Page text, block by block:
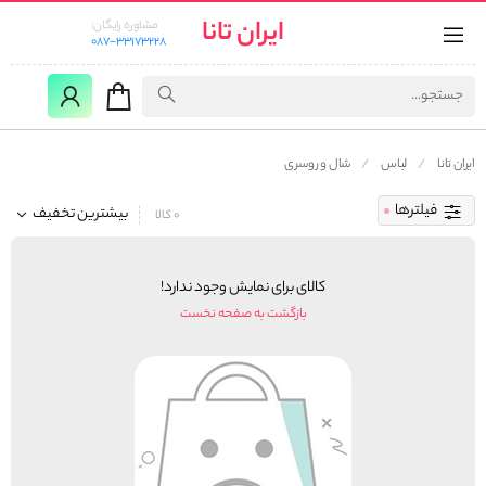
ایران تانا
مشاوره رایگان:
087-33173228
ایران تانا لباس شال و روسری
فیلترها بیشترین تخفیف 0 کالا
کالای برای نمایش وجود ندارد!
بازگشت به صفحه نخست